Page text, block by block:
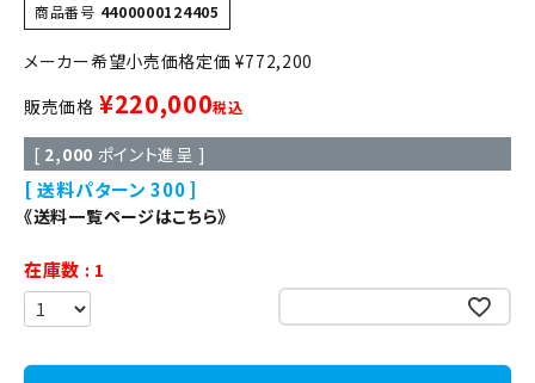
商品番号 4400000124405
定価 ¥772,200
販売価格 ¥220,000税込
[ 2,000 ポイント進呈 ]
送料パターン 300
《送料一覧ページはこちら》
在庫数
1